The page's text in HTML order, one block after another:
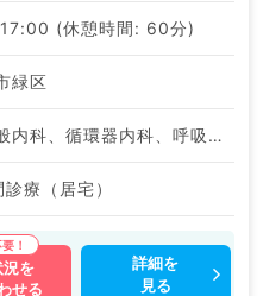
(休憩時間: 60分)
緑区
神経内科、一般内科、循環器内科、呼吸器内科、消化器内科、内分泌・代謝内科、腎臓内科、老年内科、血液内科
療（居宅）
況を
せる
詳細を
見る